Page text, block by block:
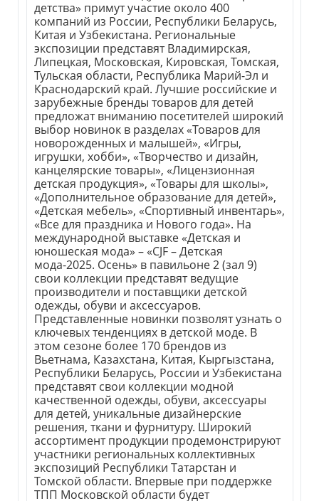
детства» примут участие около 400
компаний из России, Республики Беларусь,
Китая и Узбекистана. Региональные
экспозиции представят Владимирская,
Липецкая, Московская, Кировская, Томская,
Тульская области, Республика Марий-Эл и
Краснодарский край. Лучшие российские и
зарубежные бренды товаров для детей
предложат вниманию посетителей широкий
выбор новинок в разделах «Товаров для
новорожденных и малышей», «Игры,
игрушки, хобби», «Творчество и дизайн,
канцелярские товары», «Лицензионная
детская продукция», «Товары для школы»,
«Дополнительное образование для детей»,
«Детская мебель», «Спортивный инвентарь»,
«Все для праздника и Нового года». На
международной выставке «Детская и
юношеская мода» – «CJF – Детская
мода-2025. Осень» в павильоне 2 (зал 9)
свои коллекции представят ведущие
производители и поставщики детской
одежды, обуви и аксессуаров.
Представленные новинки позволят узнать о
ключевых тенденциях в детской моде. В
этом сезоне более 170 брендов из
Вьетнама, Казахстана, Китая, Кыргызстана,
Республики Беларусь, России и Узбекистана
представят свои коллекции модной
качественной одежды, обуви, аксессуары
для детей, уникальные дизайнерские
решения, ткани и фурнитуру. Широкий
ассортимент продукции продемонстрируют
участники региональных коллективных
экспозиций Республики Татарстан и
Томской области. Впервые при поддержке
ТПП Московской области будет